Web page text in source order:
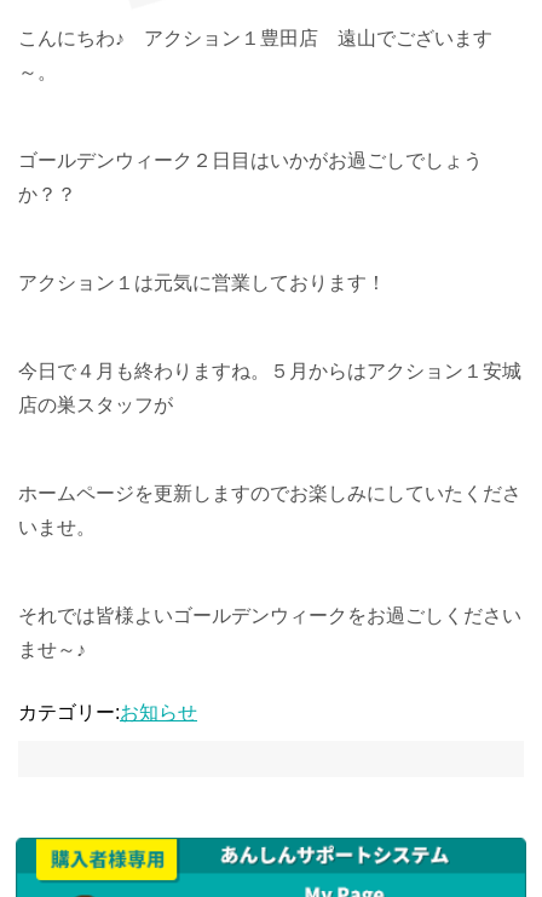
こんにちわ♪ アクション１豊田店 遠山でございます
～。
ゴールデンウィーク２日目はいかがお過ごしでしょう
か？？
アクション１は元気に営業しております！
今日で４月も終わりますね。５月からはアクション１安城
店の巣スタッフが
ホームページを更新しますのでお楽しみにしていたくださ
いませ。
それでは皆様よいゴールデンウィークをお過ごしください
ませ～♪
カテゴリー:お知らせ